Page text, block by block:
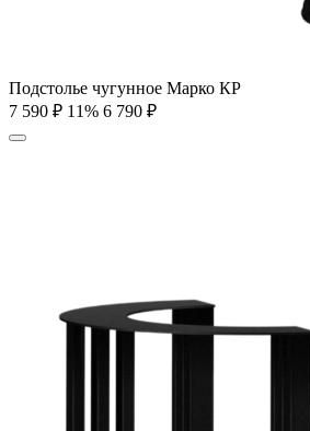
Подстолье чугунное Марко КР
7 590 ₽ 11% 6 790 ₽